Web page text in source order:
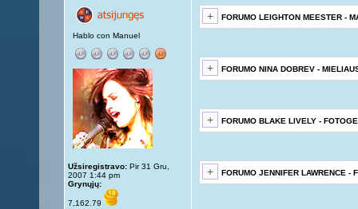
Hablo con Manuel
Užsiregistravo: Pir 31 Gru,
2007 1:44 pm
Grynųjų:
7,162.79
FORUMO LEIGHTON MEESTER -
FORUMO NINA DOBREV -
FORUMO BLAKE LIVELY -
FORUMO JENNIFER LAWRENCE -